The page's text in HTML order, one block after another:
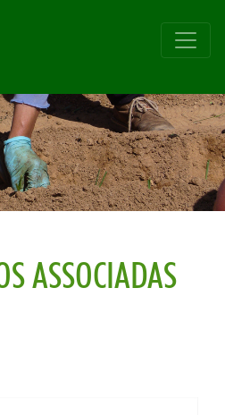
ASSOCIADAS